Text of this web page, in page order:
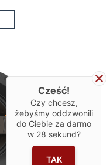
Cześć!
Czy chcesz,
żebyśmy oddzwonili
do Ciebie za darmo
w 28 sekund?
TAK